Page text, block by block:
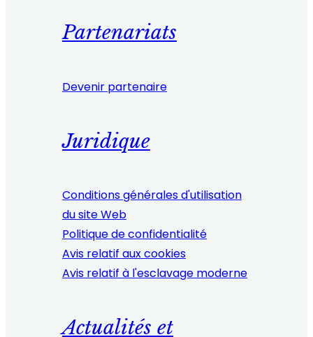
Partenariats
Devenir partenaire
Juridique
Conditions générales d'utilisation
du site Web
Politique de confidentialité
Avis relatif aux cookies
Avis relatif à l'esclavage moderne
Actualités et